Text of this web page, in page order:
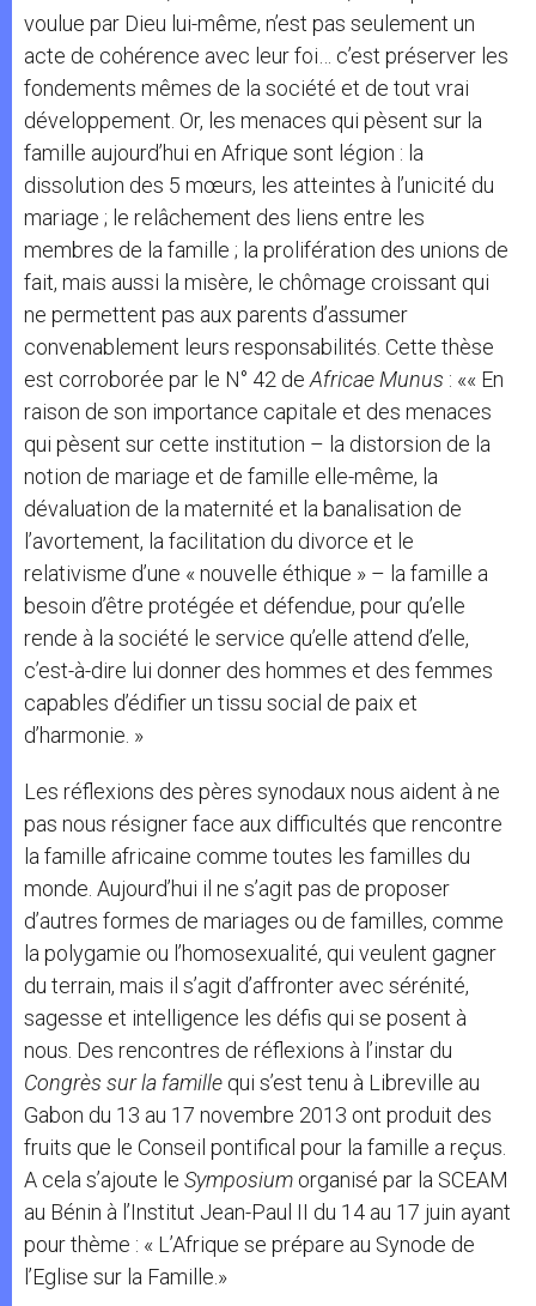
voulue par Dieu lui-même, n’est pas seulement un
acte de cohérence avec leur foi… c’est préserver les
fondements mêmes de la société et de tout vrai
développement. Or, les menaces qui pèsent sur la
famille aujourd’hui en Afrique sont légion : la
dissolution des 5 mœurs, les atteintes à l’unicité du
mariage ; le relâchement des liens entre les
membres de la famille ; la prolifération des unions de
fait, mais aussi la misère, le chômage croissant qui
ne permettent pas aux parents d’assumer
convenablement leurs responsabilités. Cette thèse
est corroborée par le N° 42 de Africae Munus : «« En
raison de son importance capitale et des menaces
qui pèsent sur cette institution – la distorsion de la
notion de mariage et de famille elle-même, la
dévaluation de la maternité et la banalisation de
l’avortement, la facilitation du divorce et le
relativisme d’une « nouvelle éthique » – la famille a
besoin d’être protégée et défendue, pour qu’elle
rende à la société le service qu’elle attend d’elle,
c’est-à-dire lui donner des hommes et des femmes
capables d’édifier un tissu social de paix et
d’harmonie. »
Les réflexions des pères synodaux nous aident à ne
pas nous résigner face aux difficultés que rencontre
la famille africaine comme toutes les familles du
monde. Aujourd’hui il ne s’agit pas de proposer
d’autres formes de mariages ou de familles, comme
la polygamie ou l’homosexualité, qui veulent gagner
du terrain, mais il s’agit d’affronter avec sérénité,
sagesse et intelligence les défis qui se posent à
nous. Des rencontres de réflexions à l’instar du
Congrès sur la famille qui s’est tenu à Libreville au
Gabon du 13 au 17 novembre 2013 ont produit des
fruits que le Conseil pontifical pour la famille a reçus.
A cela s’ajoute le Symposium organisé par la SCEAM
au Bénin à l’Institut Jean-Paul II du 14 au 17 juin ayant
pour thème : « L’Afrique se prépare au Synode de
l’Eglise sur la Famille.»